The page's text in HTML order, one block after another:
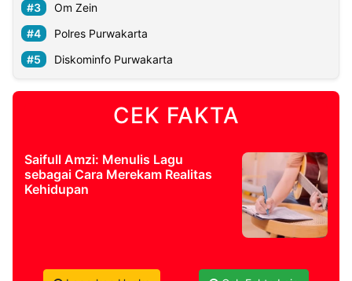
Om Zein
Polres Purwakarta
Diskominfo Purwakarta
CEK FAKTA
Saifull Amzi: Menulis Lagu
sebagai Cara Merekam Realitas
Kehidupan